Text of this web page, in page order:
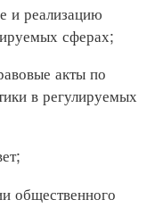
и реализацию
сферах;
акты по
в регулируемых
общественного